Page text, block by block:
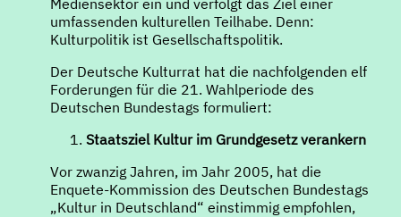
umfassenden kulturellen Teilhabe. Denn:
Kulturpolitik ist Gesellschaftspolitik.
Der Deutsche Kulturrat hat die nachfolgenden elf
Forderungen für die 21. Wahlperiode des
Deutschen Bundestags formuliert:
Staatsziel Kultur im Grundgesetz verankern
Vor zwanzig Jahren, im Jahr 2005, hat die
Enquete-Kommission des Deutschen Bundestags
„Kultur in Deutschland“ einstimmig empfohlen,